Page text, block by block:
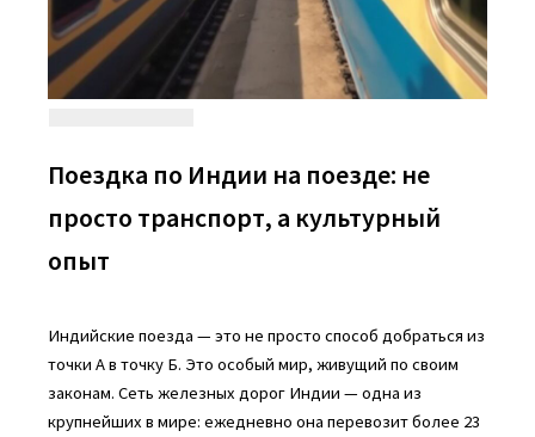
Поездка по Индии на поезде: не
просто транспорт, а культурный
опыт
Индийские поезда — это не просто способ добраться из
точки А в точку Б. Это особый мир, живущий по своим
законам. Сеть железных дорог Индии — одна из
крупнейших в мире: ежедневно она перевозит более 23